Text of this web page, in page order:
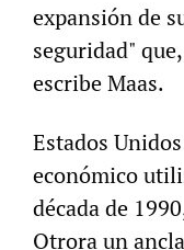
expansión de
seguridad"
escribe Maas.
Estados
económico
década de
Otrora un